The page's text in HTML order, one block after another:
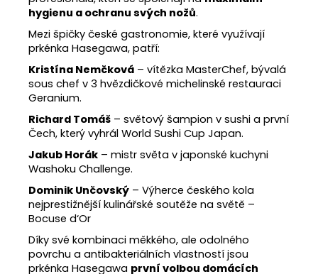
hygienu a ochranu svých nožů.
Mezi špičky české gastronomie, které využívají
prkénka Hasegawa, patří:
Kristína Nemčková – vítězka MasterChef, bývalá
sous chef v 3 hvězdičkové michelinské restauraci
Geranium.
Richard Tomáš – světový šampion v sushi a první
Čech, který vyhrál World Sushi Cup Japan.
Jakub Horák – mistr světa v japonské kuchyni
Washoku Challenge.
Dominik Unčovský – Výherce českého kola
nejprestižnější kulinářské soutěže na světě –
Bocuse d‘Or
Díky své kombinaci měkkého, ale odolného
povrchu a antibakteriálních vlastností jsou
prkénka Hasegawa první volbou domácích